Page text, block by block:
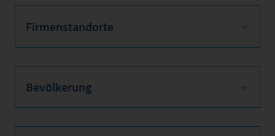
Firmenstandorte
Bevölkerung